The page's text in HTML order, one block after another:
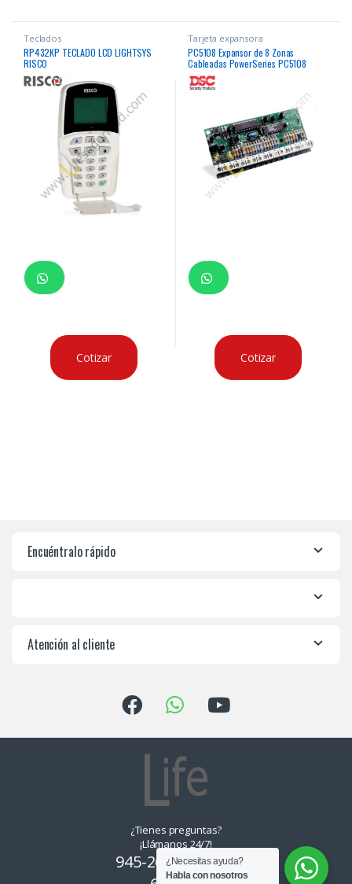
Teclados
RP432KP TECLADO LCD LIGHTSYS
RISCO
Cotizar
Tarjeta expansora
PC5108 Expansor de 8 Zonas
Cableadas PowerSeries PC5108
Cotizar
Encuéntralo rápido
Atención al cliente
¿Tienes preguntas?
¡Llámanos 24/7!
945-265550, 955-
¿Necesitas ayuda?
Habla con nosotros